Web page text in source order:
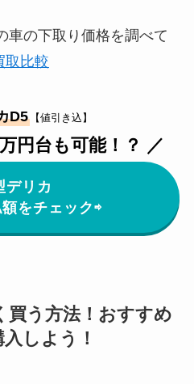
車の下取り価格を調べて
取比較
D5【値引き込】
円台も可能！？ ／
デリカ
をチェック⇨
買う方法！おすすめ
しよう！